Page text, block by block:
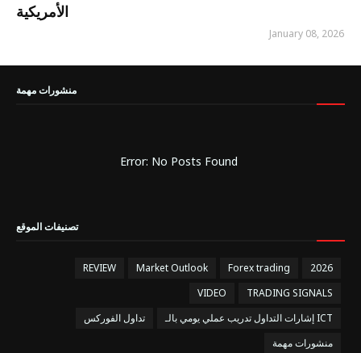
الأمريكية
January 08, 2026
منشورات مهمة
Error: No Posts Found
تصنيفات الموقع
2026
Forex trading
Market Outlook
REVIEW
TRADING SIGNALS
VIDEO
إشارات التداول تدريب عملي يومي بالـ ICT
تداول الفوركس
منشورات مهمة